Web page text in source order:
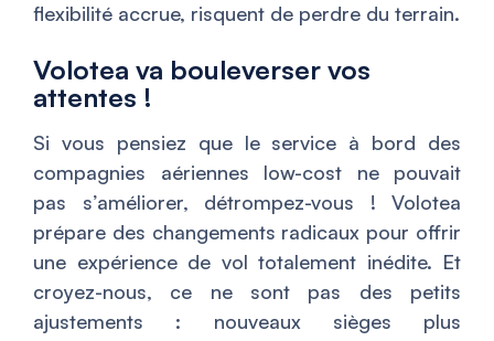
flexibilité accrue, risquent de perdre du terrain.
Volotea va bouleverser vos
attentes !
Si vous pensiez que le service à bord des
compagnies aériennes low-cost ne pouvait
pas s’améliorer, détrompez-vous ! Volotea
prépare des changements radicaux pour offrir
une expérience de vol totalement inédite. Et
croyez-nous, ce ne sont pas des petits
ajustements : nouveaux sièges plus